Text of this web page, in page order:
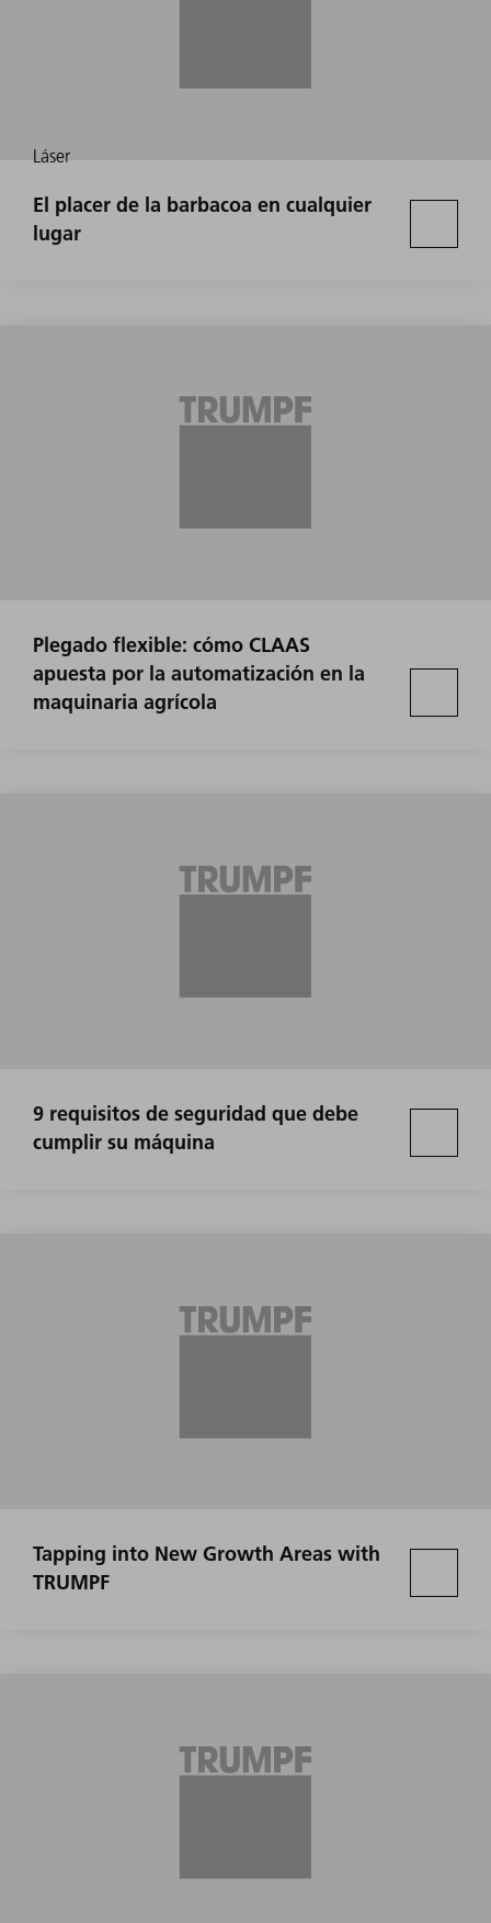
Láser
El placer de la barbacoa en cualquier
lugar
Plegado flexible: cómo CLAAS
apuesta por la automatización en la
maquinaria agrícola
9 requisitos de seguridad que debe
cumplir su máquina
Tapping into New Growth Areas with
TRUMPF